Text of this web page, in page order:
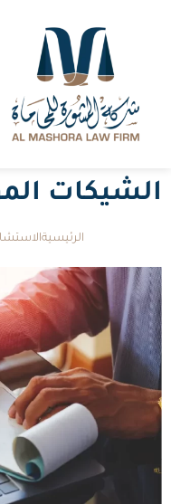
الشيكات
الرئيسية